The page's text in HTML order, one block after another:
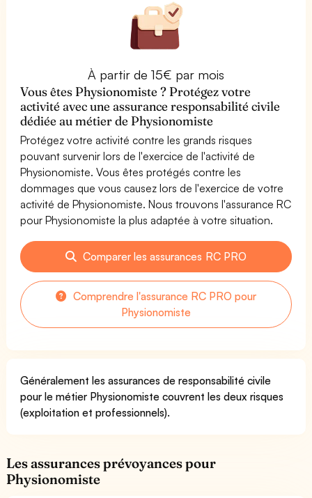
À partir de 15€ par mois
Vous êtes Physionomiste ? Protégez votre
activité avec une assurance responsabilité civile
dédiée au métier de Physionomiste
Protégez votre activité contre les grands risques
pouvant survenir lors de l'exercice de l'activité de
Physionomiste. Vous êtes protégés contre les
dommages que vous causez lors de l'exercice de votre
activité de Physionomiste. Nous trouvons l'assurance RC
pour Physionomiste la plus adaptée à votre situation.
Comparer les assurances RC PRO
Comprendre l'assurance RC PRO pour
Physionomiste
Généralement les assurances de responsabilité civile
pour le métier Physionomiste couvrent les deux risques
(exploitation et professionnels).
Les assurances prévoyances pour
Physionomiste